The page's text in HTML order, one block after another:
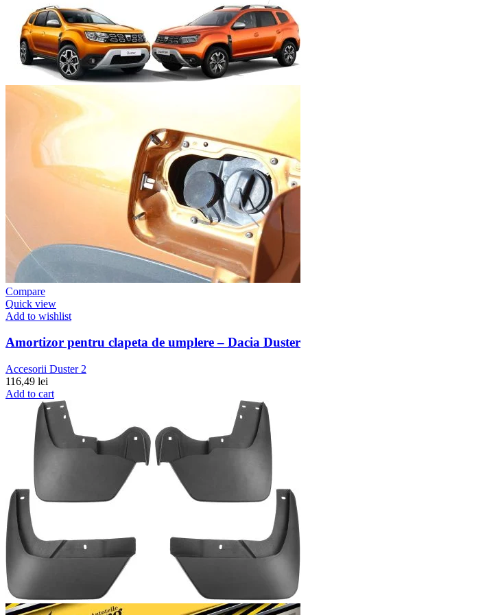
Compare
Quick view
Add to wishlist
Amortizor pentru clapeta de umplere – Dacia Duster
Accesorii Duster 2
116,49 lei
Add to cart